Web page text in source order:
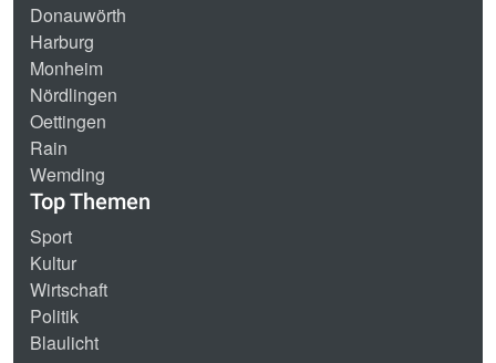
Donauwörth
Harburg
Monheim
Nördlingen
Oettingen
Rain
Wemding
Top Themen
Sport
Kultur
Wirtschaft
Politik
Blaulicht